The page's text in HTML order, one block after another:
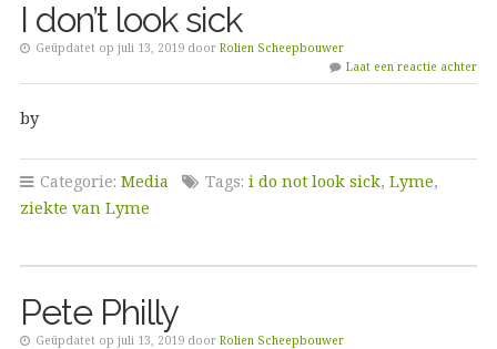
I don’t look sick
Geüpdatet op juli 13, 2019 door Rolien Scheepbouwer
Laat een reactie achter
by
Categorie: Media Tags: i do not look sick, Lyme,
ziekte van Lyme
Pete Philly
Geüpdatet op juli 13, 2019 door Rolien Scheepbouwer